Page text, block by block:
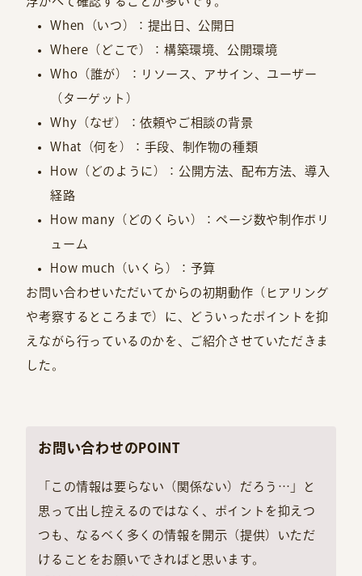
When（いつ）：提出日、公開日
Where（どこで）：構築環境、公開環境
Who（誰が）：リソース、アサイン、ユーザー
（ターゲット）
Why（なぜ）：依頼やご相談の背景
What（何を）：手段、制作物の種類
How（どのように）：公開方法、配布方法、導入
経路
How many（どのくらい）：ページ数や制作ボリ
ューム
How much（いくら）：予算
お問い合わせいただいてからの初期動作（ヒアリング
や考察するところまで）に、どういったポイントを抑
えながら行っているのかを、ご紹介させていただきま
した。
お問い合わせのPOINT
「この情報は要らない（関係ない）だろう…」と
思って出し控えるのではなく、ポイントを抑えつ
つも、なるべく多くの情報を開示（提供）いただ
けることをお願いできればと思います。